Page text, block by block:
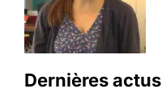
Dernières actus